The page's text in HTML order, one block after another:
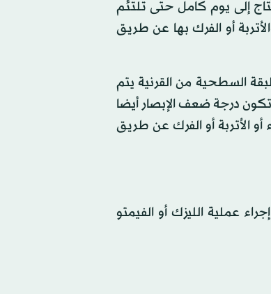
إلى يوم كامل حتى تلتئم
أو الفرك بها عن طريق
السطحية من القرنية يتم
درجة ضعف الإبصار أيضا
الأتربة أو الفرك عن طريق
عملية الليزك أو الفيمتو